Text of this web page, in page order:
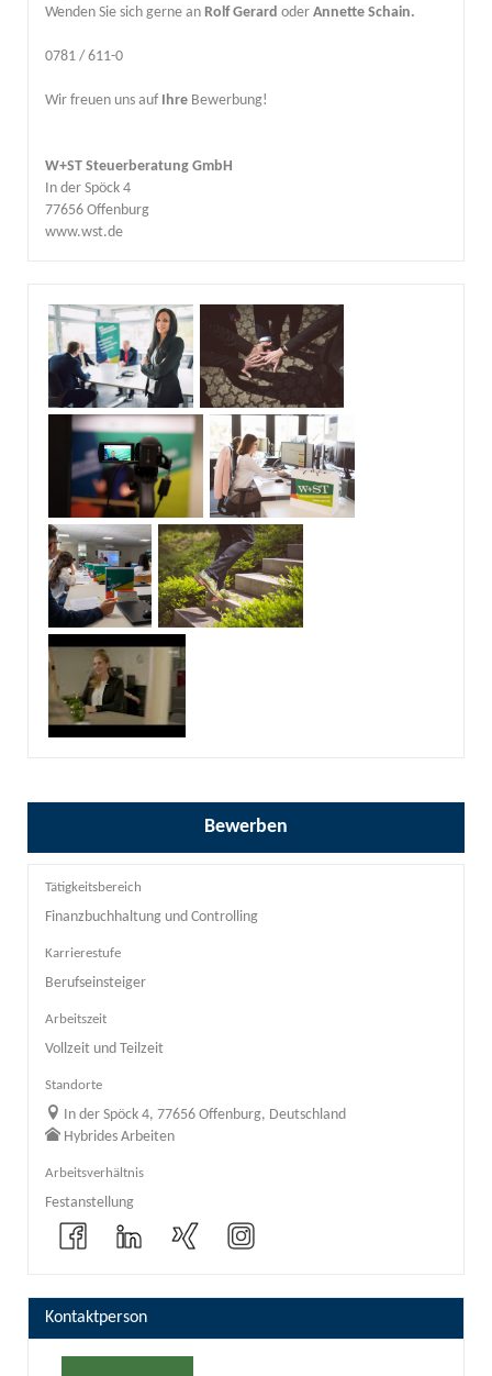
Wenden Sie sich gerne an Rolf Gerard oder Annette Schain.
0781 / 611-0
Wir freuen uns auf Ihre Bewerbung!
W+ST Steuerberatung GmbH
In der Spöck 4
77656 Offenburg
www.wst.de
Bewerben
Tätigkeitsbereich
Finanzbuchhaltung und Controlling
Karrierestufe
Berufseinsteiger
Arbeitszeit
Vollzeit und Teilzeit
Standorte
In der Spöck 4, 77656 Offenburg, Deutschland
Hybrides Arbeiten
Arbeitsverhältnis
Festanstellung
Kontaktperson